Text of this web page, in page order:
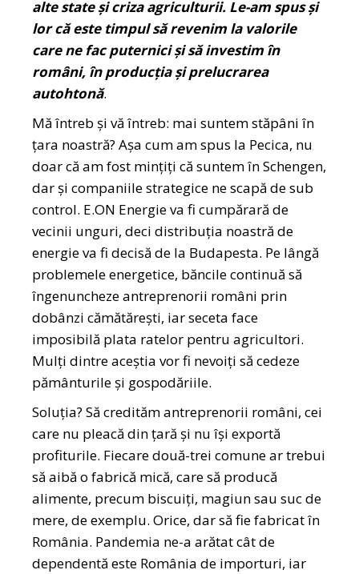
alte state și criza agriculturii. Le-am spus și
lor că este timpul să revenim la valorile
care ne fac puternici și să investim în
români, în producția și prelucrarea
autohtonă.
Mă întreb și vă întreb: mai suntem stăpâni în
țara noastră? Așa cum am spus la Pecica, nu
doar că am fost mințiți că suntem în Schengen,
dar și companiile strategice ne scapă de sub
control. E.ON Energie va fi cumpărară de
vecinii unguri, deci distribuția noastră de
energie va fi decisă de la Budapesta. Pe lângă
problemele energetice, băncile continuă să
îngenuncheze antreprenorii români prin
dobânzi cămătărești, iar seceta face
imposibilă plata ratelor pentru agricultori.
Mulți dintre aceștia vor fi nevoiți să cedeze
pământurile și gospodăriile.
Soluția? Să credităm antreprenorii români, cei
care nu pleacă din țară și nu își exportă
profiturile. Fiecare două-trei comune ar trebui
să aibă o fabrică mică, care să producă
alimente, precum biscuiți, magiun sau suc de
mere, de exemplu. Orice, dar să fie fabricat în
România. Pandemia ne-a arătat cât de
dependentă este România de importuri, iar